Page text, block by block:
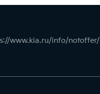
www.kia.ru/info/notoffer/